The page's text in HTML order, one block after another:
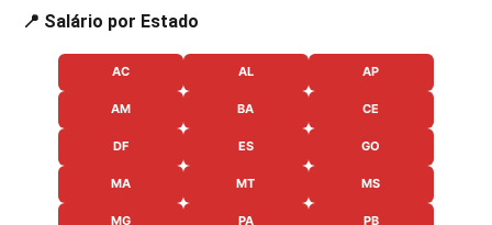
📍 Salário por Estado
AC AL AP
AM BA CE
DF ES GO
MA MT MS
MG PA PB